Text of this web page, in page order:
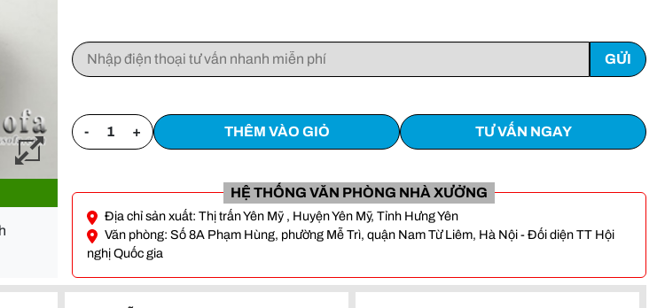
- + THÊM VÀO GIỎ TƯ VẤN NGAY
HỆ THỐNG VĂN PHÒNG NHÀ XƯỞNG
Địa chỉ sản xuất: Thị trấn Yên Mỹ , Huyện Yên Mỹ, Tỉnh Hưng Yên
Văn phòng: Số 8A Phạm Hùng, phường Mễ Trì, quận Nam Từ Liêm, Hà Nội - Đối diện TT Hội
nghị Quốc gia